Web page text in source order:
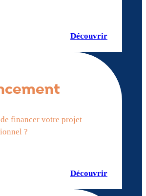
Découvrir
financer votre projet
?
Découvrir